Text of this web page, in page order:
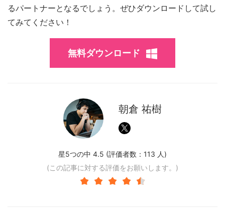
るパートナーとなるでしょう。ぜひダウンロードして試し
てみてください！
無料ダウンロード
朝倉 祐樹
星5つの中 4.5 (評価者数： 113 人)
(この記事に対する評価をお願いします。)